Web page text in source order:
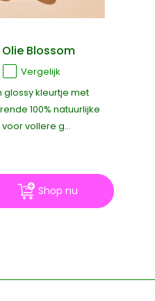
Blossom
Vergelijk
glossy kleurtje met
100% natuurlijke
vollere g...
Shop nu